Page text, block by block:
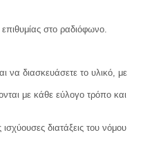
στο ραδιόφωνο.
να διασκευάσετε το υλικό, με
με κάθε εύλογο τρόπο και
διατάξεις του νόμου